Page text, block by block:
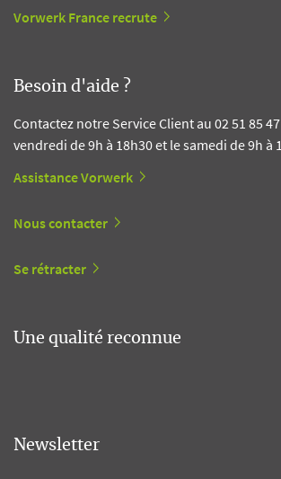
Vorwerk France recrute
Besoin d'aide ?
Contactez notre Service Client au 02 51 85
vendredi de 9h à 18h30 et le samedi de 9h à
Assistance Vorwerk
Nous contacter
Se rétracter
Une qualité reconnue
Newsletter